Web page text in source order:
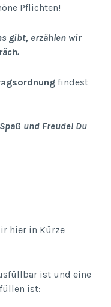
Pflichten!
gibt, erzählen wir
findest
und Freude! Du
hier in Kürze
ist und eine
ist: